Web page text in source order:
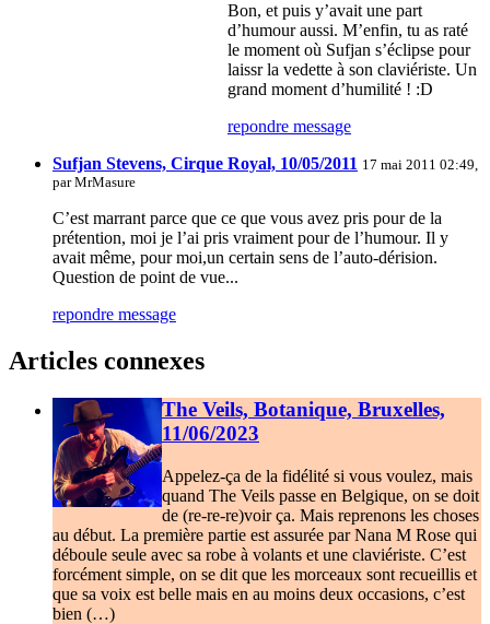
Bon, et puis y’avait une part
d’humour aussi. M’enfin, tu as raté
le moment où Sufjan s’éclipse pour
laissr la vedette à son claviériste. Un
grand moment d’humilité ! :D
repondre message
Sufjan Stevens, Cirque Royal, 10/05/2011 17 mai 2011 02:49,
parMrMasure
C’est marrant parce que ce que vous avez pris pour de la
prétention, moi je l’ai pris vraiment pour de l’humour. Il y
avait même, pour moi,un certain sens de l’auto-dérision.
Question de point de vue...
repondre message
Articles connexes
The Veils, Botanique, Bruxelles,
11/06/2023
Appelez-ça de la fidélité si vous voulez, mais
quand The Veils passe en Belgique, on se doit
de (re-re-re)voir ça. Mais reprenons les choses
au début. La première partie est assurée par Nana M Rose qui
déboule seule avec sa robe à volants et une claviériste. C’est
forcément simple, on se dit que les morceaux sont recueillis et
que sa voix est belle mais en au moins deux occasions, c’est
bien (…)